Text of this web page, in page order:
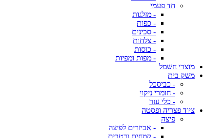
חד פעמי
- מזלגות
- כפות
- סכינים
- צלחות
- כוסות
- מפות ומפיות
מוצרי חשמל
משק בית
- כביסכל
- חומרי ניקוי
- כלי עזר
ציוד פצריה ופסטה
פיצה
- אביזרים לפיצה
- קמחים ורטבים